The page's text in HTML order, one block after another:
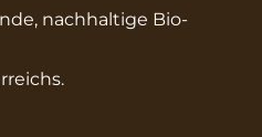
nachhaltige Bio-